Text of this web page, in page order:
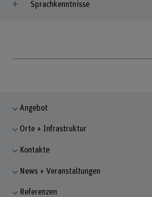
Sprachkenntnisse
Angebot
Orte + Infrastruktur
Kontakte
News + Veranstaltungen
Referenzen